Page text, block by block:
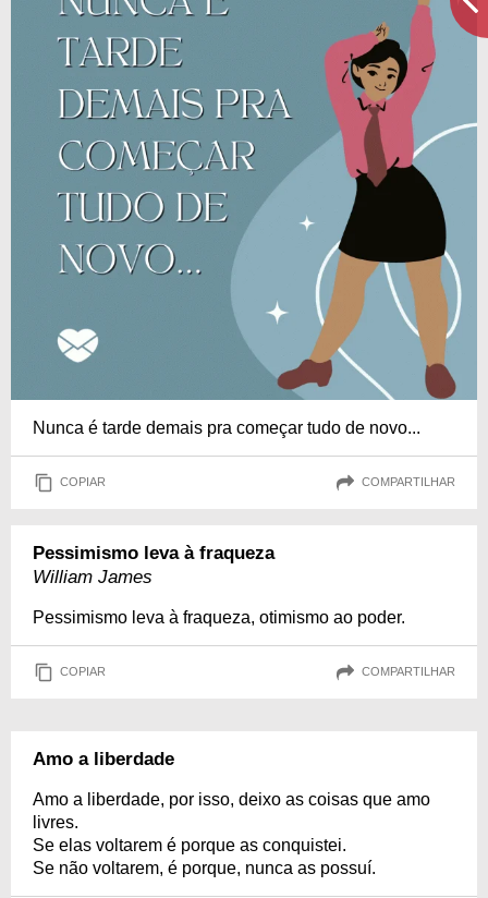
Nunca é tarde demais pra começar tudo de novo...
COPIAR COMPARTILHAR
Pessimismo leva à fraqueza
William James
Pessimismo leva à fraqueza, otimismo ao poder.
COPIAR COMPARTILHAR
Amo a liberdade
Amo a liberdade, por isso, deixo as coisas que amo
livres.
Se elas voltarem é porque as conquistei.
Se não voltarem, é porque, nunca as possuí.